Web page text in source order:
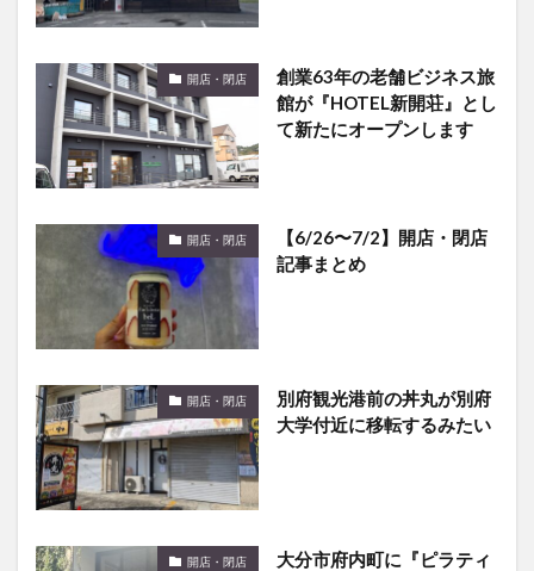
開店・閉店
創業63年の老舗ビジネス旅
館が『HOTEL新開荘』とし
て新たにオープンします
開店・閉店
【6/26〜7/2】開店・閉店
記事まとめ
開店・閉店
別府観光港前の丼丸が別府
大学付近に移転するみたい
開店・閉店
大分市府内町に『ピラティ